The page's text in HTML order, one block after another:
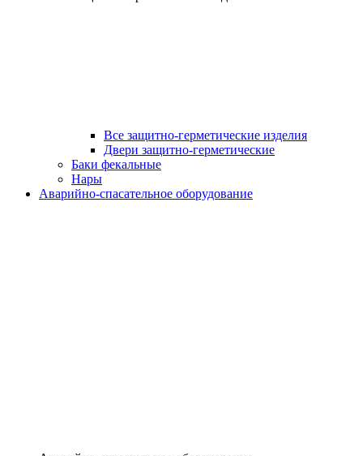
Все защитно-герметические изделия
Двери защитно-герметические
Баки фекальные
Нары
Аварийно-спасательное оборудование